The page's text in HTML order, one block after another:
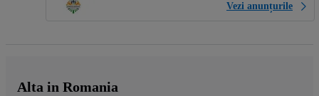
Vezi anunțurile
Alta in Romania